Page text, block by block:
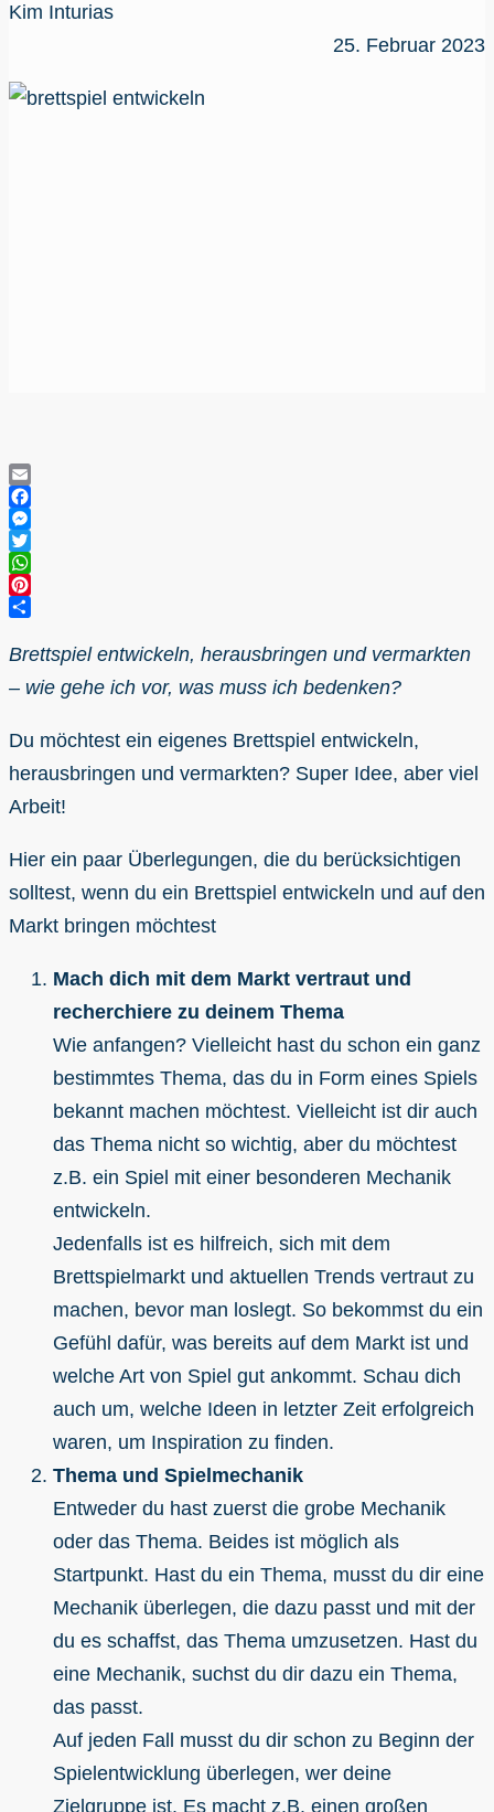
Kim Inturias
25. Februar 2023
Email
Facebook
Messenger
Twitter
WhatsApp
Pinterest
Brettspiel entwickeln, herausbringen und vermarkten
– wie gehe ich vor, was muss ich bedenken?
Du möchtest ein eigenes Brettspiel entwickeln,
herausbringen und vermarkten? Super Idee, aber viel
Arbeit!
Hier ein paar Überlegungen, die du berücksichtigen
solltest, wenn du ein Brettspiel entwickeln und auf den
Markt bringen möchtest
Mach dich mit dem Markt vertraut und
recherchiere zu deinem Thema
Wie anfangen? Vielleicht hast du schon ein ganz
bestimmtes Thema, das du in Form eines Spiels
bekannt machen möchtest. Vielleicht ist dir auch
das Thema nicht so wichtig, aber du möchtest
z.B. ein Spiel mit einer besonderen Mechanik
entwickeln.
Jedenfalls ist es hilfreich, sich mit dem
Brettspielmarkt und aktuellen Trends vertraut zu
machen, bevor man loslegt. So bekommst du ein
Gefühl dafür, was bereits auf dem Markt ist und
welche Art von Spiel gut ankommt. Schau dich
auch um, welche Ideen in letzter Zeit erfolgreich
waren, um Inspiration zu finden.
Thema und Spielmechanik
Entweder du hast zuerst die grobe Mechanik
oder das Thema. Beides ist möglich als
Startpunkt. Hast du ein Thema, musst du dir eine
Mechanik überlegen, die dazu passt und mit der
du es schaffst, das Thema umzusetzen. Hast du
eine Mechanik, suchst du dir dazu ein Thema,
das passt.
Auf jeden Fall musst du dir schon zu Beginn der
Spielentwicklung überlegen, wer deine
Zielgruppe ist. Es macht z.B. einen großen